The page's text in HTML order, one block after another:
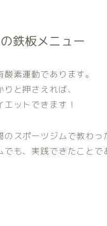
鉄板メニュー
素運動であります。
と押さえれば、
ットできます！
スポーツジムで教わっ
も、実践できたことで